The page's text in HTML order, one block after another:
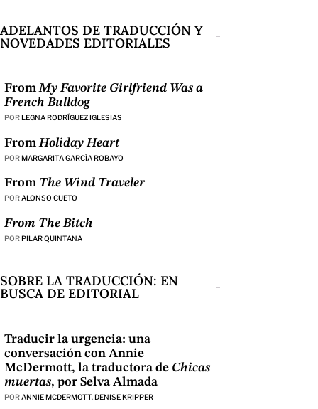
ADELANTOS DE TRADUCCIÓN Y
NOVEDADES EDITORIALES
FromMy Favorite Girlfriend Was a
French Bulldog
PORLEGNA RODRÍGUEZ IGLESIAS
FromHoliday Heart
PORMARGARITA GARCÍA ROBAYO
From The Wind Traveler
PORALONSO CUETO
From The Bitch
PORPILAR QUINTANA
SOBRE LA TRADUCCIÓN: EN
BUSCA DE EDITORIAL
Traducir la urgencia: una
conversación con Annie
McDermott, la traductora de Chicas
muertas, por Selva Almada
PORANNIE MCDERMOTT,DENISE KRIPPER